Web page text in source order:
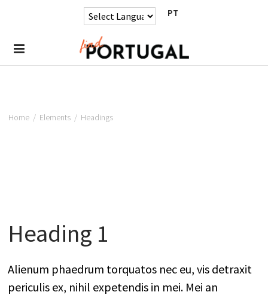
PT
Home/ Elements/ Headings
Heading 1
Alienum phaedrum torquatos nec eu, vis detraxit
periculis ex, nihil expetendis in mei. Mei an